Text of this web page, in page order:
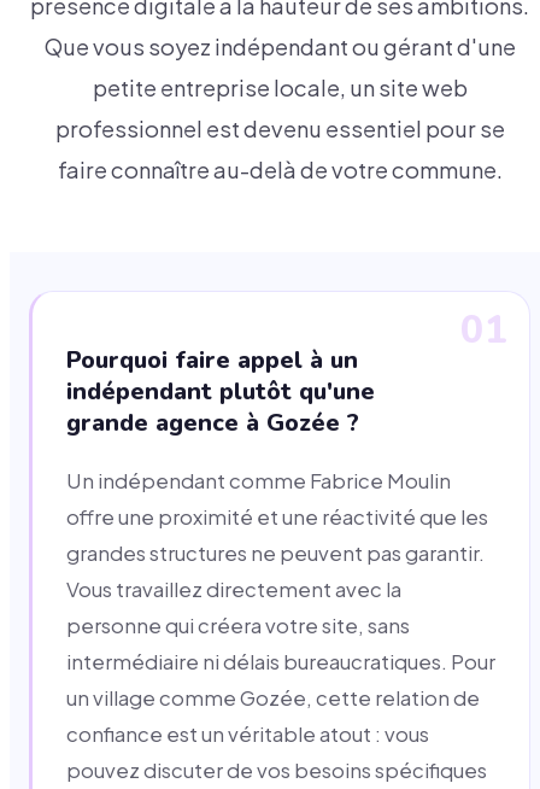
présence digitale à la hauteur de ses ambitions.
Que vous soyez indépendant ou gérant d'une
petite entreprise locale, un site web
professionnel est devenu essentiel pour se
faire connaître au-delà de votre commune.
01
Pourquoi faire appel à un
indépendant plutôt qu'une
grande agence à Gozée ?
Un indépendant comme Fabrice Moulin
offre une proximité et une réactivité que les
grandes structures ne peuvent pas garantir.
Vous travaillez directement avec la
personne qui créera votre site, sans
intermédiaire ni délais bureaucratiques. Pour
un village comme Gozée, cette relation de
confiance est un véritable atout : vous
pouvez discuter de vos besoins spécifiques